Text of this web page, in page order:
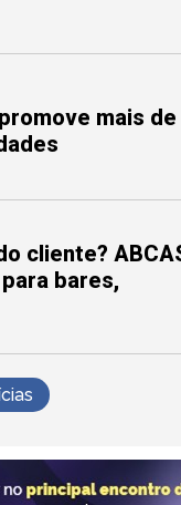
mais de
cliente?
bares,